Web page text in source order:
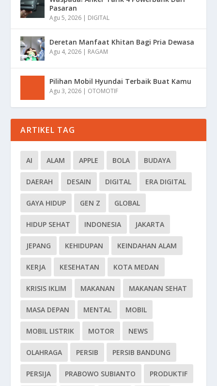
Pasaran
Agu 5, 2026 | DIGITAL
Deretan Manfaat Khitan Bagi Pria Dewasa
Agu 4, 2026 | RAGAM
Pilihan Mobil Hyundai Terbaik Buat Kamu
Agu 3, 2026 | OTOMOTIF
ARTIKEL TAG
AI ALAM APPLE BOLA BUDAYA
DAERAH DESAIN DIGITAL ERA DIGITAL
GAYA HIDUP GEN Z GLOBAL
HIDUP SEHAT INDONESIA JAKARTA
JEPANG KEHIDUPAN KEINDAHAN ALAM
KERJA KESEHATAN KOTA MEDAN
KRISIS IKLIM MAKANAN MAKANAN SEHAT
MASA DEPAN MENTAL MOBIL
MOBIL LISTRIK MOTOR NEWS
OLAHRAGA PERSIB PERSIB BANDUNG
PERSIJA PRABOWO SUBIANTO PRODUKTIF